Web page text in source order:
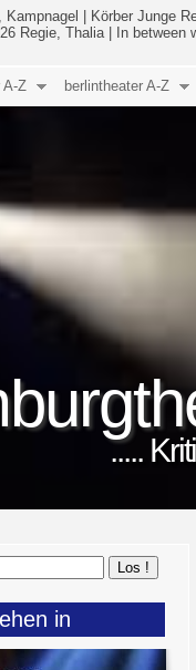
Kampnagel Körber Junge
Regie, Thalia| In between
.....
A-Z berlintheater A-Z
in